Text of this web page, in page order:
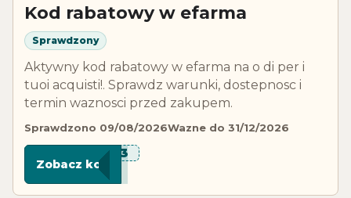
Kod rabatowy w efarma
Sprawdzony
Aktywny kod rabatowy w efarma na o di per i
tuoi acquisti!. Sprawdz warunki, dostepnosc i
termin waznosci przed zakupem.
Sprawdzono 09/08/2026Wazne do 31/12/2026
***N-3
Zobacz kod